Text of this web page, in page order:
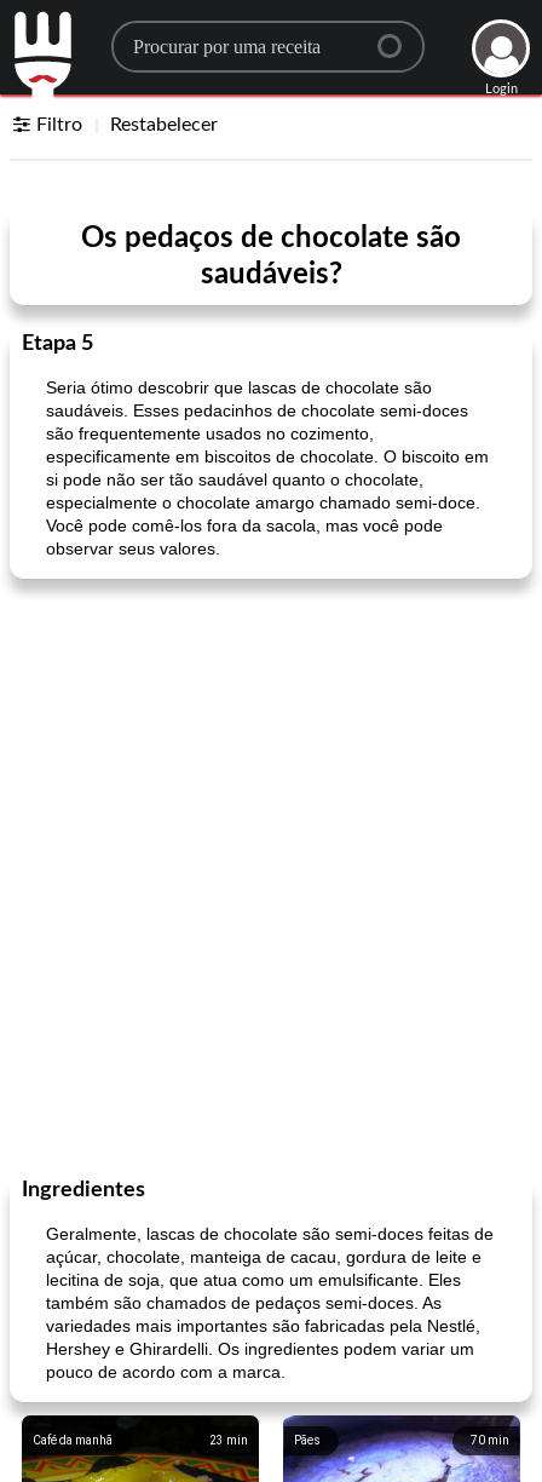
Search for a recipe
Login
Filtro Restabelecer
Os pedaços de chocolate são
saudáveis?
Etapa 5
Seria ótimo descobrir que lascas de chocolate são
saudáveis. Esses pedacinhos de chocolate semi-doces
são frequentemente usados ​​no cozimento,
especificamente em biscoitos de chocolate. O biscoito em
si pode não ser tão saudável quanto o chocolate,
especialmente o chocolate amargo chamado semi-doce.
Você pode comê-los fora da sacola, mas você pode
observar seus valores.
Ingredientes
Geralmente, lascas de chocolate são semi-doces feitas de
açúcar, chocolate, manteiga de cacau, gordura de leite e
lecitina de soja, que atua como um emulsificante. Eles
também são chamados de pedaços semi-doces. As
variedades mais importantes são fabricadas pela Nestlé,
Hershey e Ghirardelli. Os ingredientes podem variar um
pouco de acordo com a marca.
23 min
Café da manhã 70 min
Pães